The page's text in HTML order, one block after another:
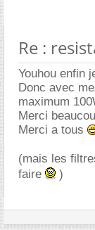
Re :
Youhou enfin
Donc avec
maximum
Merci
Merci a tous
(mais les
faire
)